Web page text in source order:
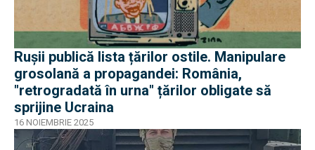
Rușii publică lista țărilor ostile. Manipulare
grosolană a propagandei: România,
"retrogradată în urna" țărilor obligate să
sprijine Ucraina
16 NOIEMBRIE 2025